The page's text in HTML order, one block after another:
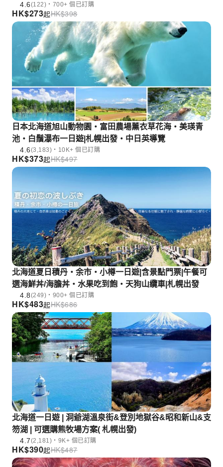
4.6(122)・700+ 個已訂購
HK$273起HK$398
日本北海道旭山動物園・富田農場薰衣草花海・美瑛青
池・白鬚瀑布一日遊|札幌出發・中日英導覽
4.6(3,183)・10K+ 個已訂購
HK$373起HK$497
北海道夏日積丹・余市・小樽一日遊|含景點門票|午餐可
選海鮮丼/海膽丼・水果吃到飽・天狗山纜車|札幌出發
4.8(249)・900+ 個已訂購
HK$483起HK$686
北海道一日遊 | 洞爺湖溫泉街&登別地獄谷&昭和新山&支
笏湖 | 可選購熊牧場方案( 札幌出發)
4.7(2,181)・9K+ 個已訂購
HK$390起HK$487